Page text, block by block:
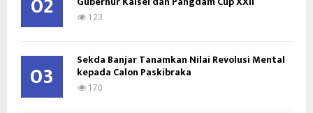
123
03 Sekda Banjar Tanamkan Nilai Revolusi Mental
kepada Calon Paskibraka
170